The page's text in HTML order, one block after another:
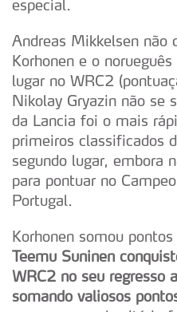
especial.
Andreas Mikkelsen não
Korhonen e o
lugar no WRC2
Nikolay Gryazin não se
da Lancia foi o mais
primeiros classificados
segundo lugar, embora
para pontuar no
Portugal.
Korhonen somou
Teemu Suninen
WRC2 no seu regresso
somando valiosos